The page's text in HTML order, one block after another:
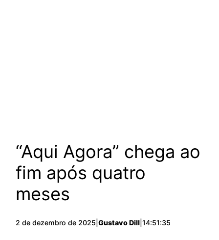
“Aqui Agora” chega ao
fim após quatro
meses
2 de dezembro de 2025 Gustavo Dill 14:51:35